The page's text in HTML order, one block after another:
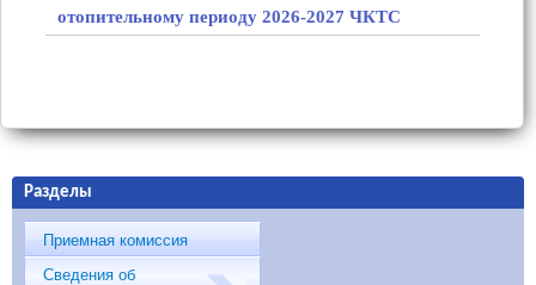
отопительному периоду 2026-2027 ЧКТС
Разделы
Приемная комиссия
Сведения об